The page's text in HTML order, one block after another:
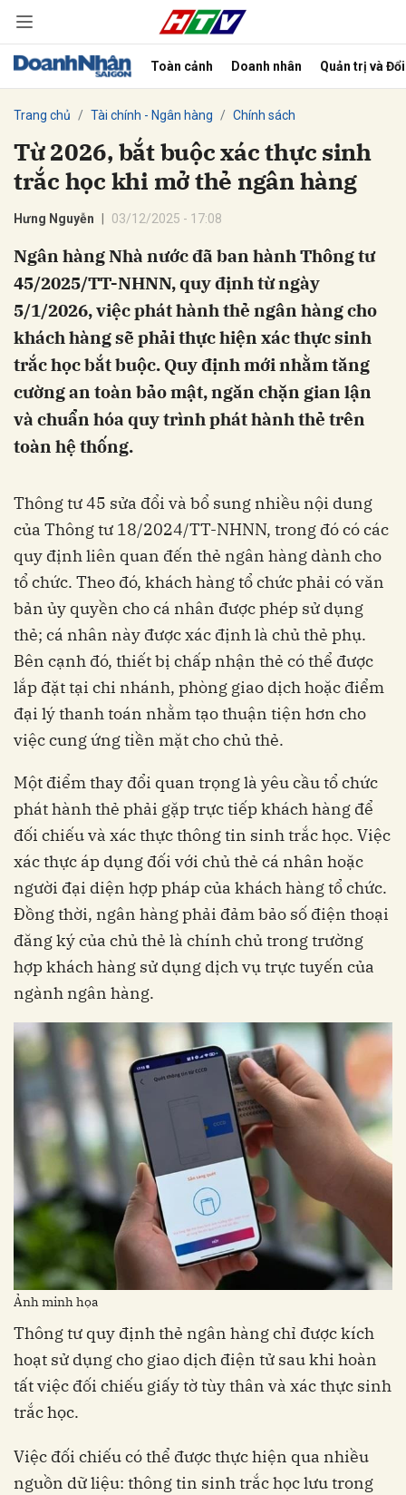
Toàn cảnh Doanh nhân Quản trị và
Trang chủ Tài chính - Ngân hàng Chính sách
Từ 2026, bắt buộc xác thực sinh
trắc học khi mở thẻ ngân hàng
Hưng Nguyễn 03/12/2025 - 17:08
Ngân hàng Nhà nước đã ban hành Thông tư
45/2025/TT-NHNN, quy định từ ngày
5/1/2026, việc phát hành thẻ ngân hàng cho
khách hàng sẽ phải thực hiện xác thực sinh
trắc học bắt buộc. Quy định mới nhằm tăng
cường an toàn bảo mật, ngăn chặn gian lận
và chuẩn hóa quy trình phát hành thẻ trên
toàn hệ thống.
Thông tư 45 sửa đổi và bổ sung nhiều nội dung
của Thông tư 18/2024/TT-NHNN, trong đó có các
quy định liên quan đến thẻ ngân hàng dành cho
tổ chức. Theo đó, khách hàng tổ chức phải có văn
bản ủy quyền cho cá nhân được phép sử dụng
thẻ; cá nhân này được xác định là chủ thẻ phụ.
Bên cạnh đó, thiết bị chấp nhận thẻ có thể được
lắp đặt tại chi nhánh, phòng giao dịch hoặc điểm
đại lý thanh toán nhằm tạo thuận tiện hơn cho
việc cung ứng tiền mặt cho chủ thẻ.
Một điểm thay đổi quan trọng là yêu cầu tổ chức
phát hành thẻ phải gặp trực tiếp khách hàng để
đối chiếu và xác thực thông tin sinh trắc học. Việc
xác thực áp dụng đối với chủ thẻ cá nhân hoặc
người đại diện hợp pháp của khách hàng tổ chức.
Đồng thời, ngân hàng phải đảm bảo số điện thoại
đăng ký của chủ thẻ là chính chủ trong trường
hợp khách hàng sử dụng dịch vụ trực tuyến của
ngành ngân hàng.
Ảnh minh họa
Thông tư quy định thẻ ngân hàng chỉ được kích
hoạt sử dụng cho giao dịch điện tử sau khi hoàn
tất việc đối chiếu giấy tờ tùy thân và xác thực sinh
trắc học.
Việc đối chiếu có thể được thực hiện qua nhiều
nguồn dữ liệu: thông tin sinh trắc học lưu trong
Hủy